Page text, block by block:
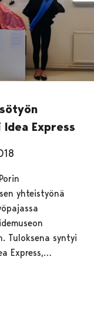
Express
yhteistyönä
Tuloksena syntyi
Express,…